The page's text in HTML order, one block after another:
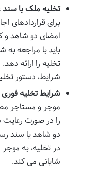
تخلیه ملک با
برای قراردادهای
امضای دو شاهد و
باید با مراجعه
تخلیه را ارائه
شرایط، دستور
شرایط تخلیه فوری (ماده ۳
را در صورت رعایت
دو شاهد یا سند
در تخلیه، به
شایانی می کند.